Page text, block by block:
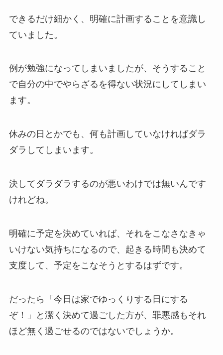
できるだけ細かく、明確に計画することを意識し
ていました。
例が勉強になってしまいましたが、そうすること
で自分の中でやらざるを得ない状況にしてしまい
ます。
休みの日とかでも、何も計画していなければダラ
ダラしてしまいます。
決してダラダラするのが悪いわけでは無いんです
けれどね。
明確に予定を決めていれば、それをこなさなきゃ
いけない気持ちになるので、起きる時間も決めて
支度して、予定をこなそうとするはずです。
だったら「今日は家でゆっくりする日にする
ぞ！」と潔く決めて過ごした方が、罪悪感もそれ
ほど無く過ごせるのではないでしょうか。